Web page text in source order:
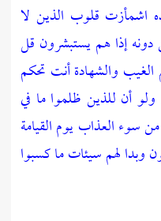
اشمأزت قلوب الذين لا
دونه إذا هم يستبشرون قل
والشهادة أنت تحكم
ولو أن للذين ظلموا ما في
سوء العذاب يوم القيامة
وبدا لهم سيئات ما كسبوا